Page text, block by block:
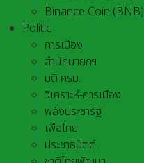
Binance Coin (BNB)
Politic
การเมือง
สำนักนายกฯ
มติ ครม.
วิเคราะห์-การเมือง
พลังประชารัฐ
เพื่อไทย
ประชาธิปัตต์